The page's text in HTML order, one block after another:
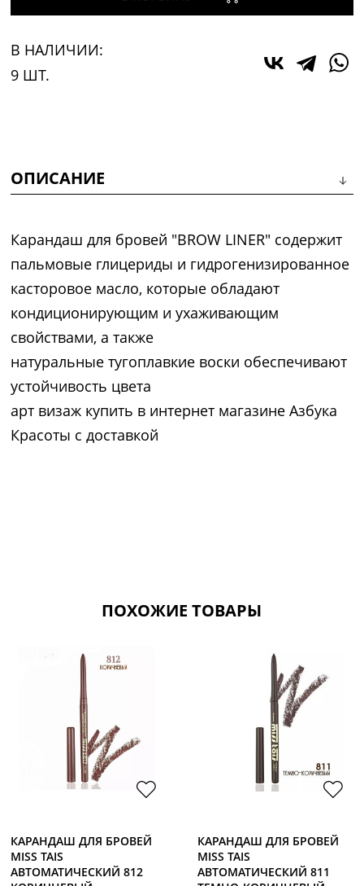
В НАЛИЧИИ:
9 ШТ.
ОПИСАНИЕ
Карандаш для бровей "BROW LINER" содержит
пальмовые глицериды и гидрогенизированное
касторовое масло, которые обладают
кондиционирующим и ухаживающим
свойствами, а также
натуральные тугоплавкие воски обеспечивают
устойчивость цвета
арт визаж купить в интернет магазине Азбука
Красоты с доставкой
ПОХОЖИЕ ТОВАРЫ
КАРАНДАШ ДЛЯ БРОВЕЙ
MISS TAIS
АВТОМАТИЧЕСКИЙ 812
КАРАНДАШ ДЛЯ БРОВЕЙ
MISS TAIS
АВТОМАТИЧЕСКИЙ 811